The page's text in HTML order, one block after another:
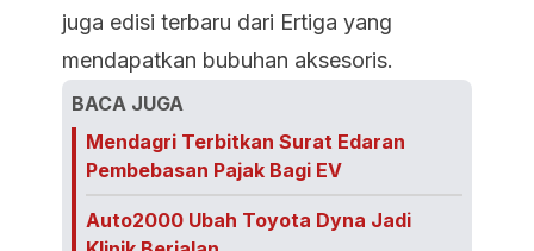
juga edisi terbaru dari Ertiga yang
mendapatkan bubuhan aksesoris.
BACA JUGA
Mendagri Terbitkan Surat Edaran
Pembebasan Pajak Bagi EV
Auto2000 Ubah Toyota Dyna Jadi